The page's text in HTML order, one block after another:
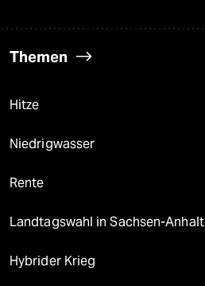
Themen
Hitze
Niedrigwasser
Rente
Landtagswahl in Sachsen-Anhalt
Hybrider Krieg